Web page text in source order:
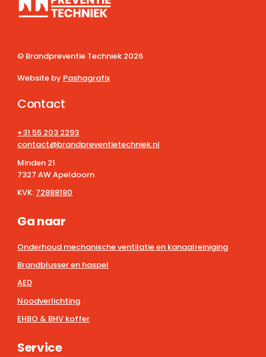
© Brandpreventie Techniek 2026
Website by Pashagrafix
Contact
+31 55 203 2293
contact@brandpreventietechniek.nl
Minden 21
7327 AW Apeldoorn
KVK: 72888180
Ga naar
Onderhoud mechanische ventilatie en kanaalreiniging
Brandblusser en haspel
AED
Noodverlichting
EHBO & BHV koffer
Service